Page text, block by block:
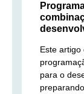
Este artigo
para o